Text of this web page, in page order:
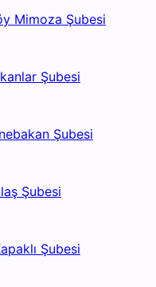
Mimoza Şubesi
Şubesi
Şubesi
Şubesi
Şubesi